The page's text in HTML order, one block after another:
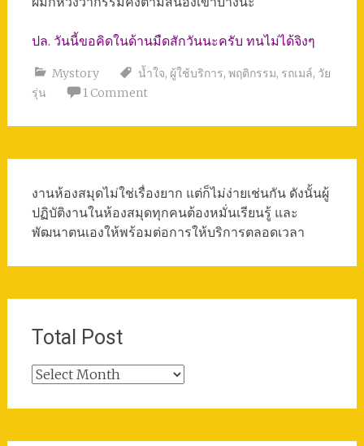
ปล. วันนี้ขอคิดในด้านมืดสักวันนะครับ ทนไม่ได้จิงๆ
Mystory น้ำใจ, ผู้ใช้บริการ, พฤติกรรม, รถเมล์, วัย
รุ่น
1 Comment
งานห้องสมุดไม่ใช่เรื่องยาก แต่ก็ไม่ง่ายเช่นกัน ดังนั้นผู้
ปฏิบัติงานในห้องสมุดทุกคนต้องหมั่นเรียนรู้ และ
พัฒนาตนเองให้พร้อมต่อการให้บริการตลอดเวลา
Total Post
Total